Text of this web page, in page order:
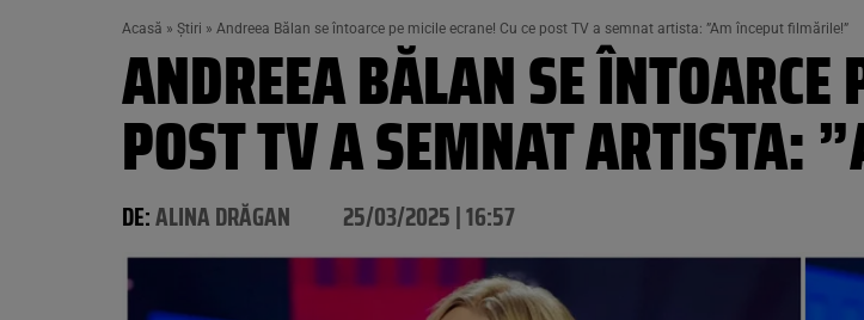
Acasă » Știri » Andreea Bălan se întoarce pe micile ecrane! Cu ce post TV a semnat artista: ”Am început filmările!”
ANDREEA BĂLAN SE ÎNTOARCE
POST TV A SEMNAT ARTISTA:
DE:ALINA DRĂGAN 25/03/2025 | 16:57